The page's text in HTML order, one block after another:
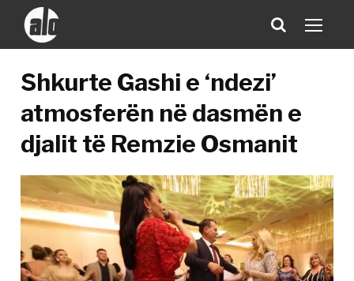
Shkurte Gashi e ‘ndezi’
atmosferën në dasmën e
djalit të Remzie Osmanit